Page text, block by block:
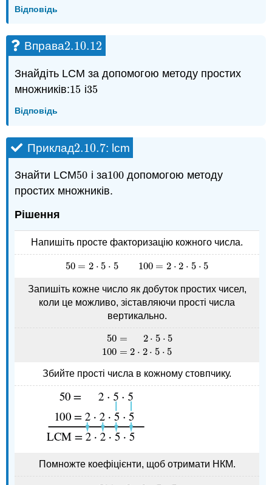
Відповідь
Вправа2.10.12
2.10.12
Знайдіть LCM за допомогою методу простих
множників:15
15 і35
35
Відповідь
Приклад2.10.7
2.10.7: lcm
Знайти LCM50
50 і за100
100допомогою методу
простих множників.
Рішення
Напишіть просте факторизацію кожного числа.
50 = 2 ⋅ 5 ⋅ 5 100 = 2 ⋅ 2 ⋅ 5 ⋅ 5
50 =2 ⋅5 ⋅ 5100 2⋅5⋅5
Запишіть кожне число як добуток простих чисел,
коли це можливо, зіставляючи прості числа
вертикально.
50
100
= 2 ⋅ 5 ⋅ 5
= 2 ⋅ 2 ⋅ 5 ⋅ 5
= ⋅2
Збийте прості числа в кожному стовпчику.
Помножте коефіцієнти, щоб отримати НКМ.